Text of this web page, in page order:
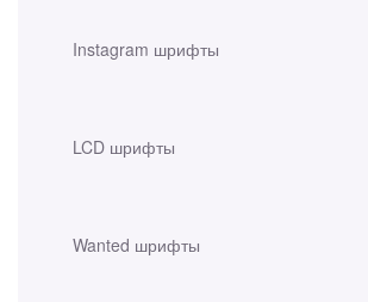
Instagram шрифты
LCD шрифты
Wanted шрифты